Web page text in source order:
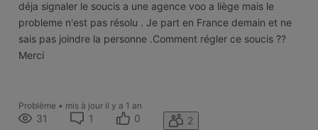
déja signaler le soucis a une agence voo a liège mais le
probleme n'est pas résolu . Je part en France demain et ne
sais pas joindre la personne .Comment régler ce soucis ??
Merci
Problème • mis à jour il y a 1 an
31 1 0 2